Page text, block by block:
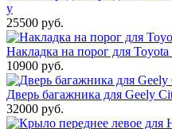
у
25500 руб.
Накладка на порог для
10900 руб.
Дверь багажника для Geely
32000 руб.